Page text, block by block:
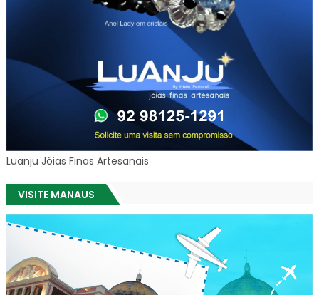
Luanju Jóias Finas Artesanais
VISITE MANAUS